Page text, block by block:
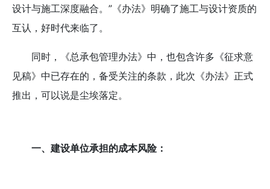
设计与施工深度融合。”《办法》明确了施工与设计资质的
互认，好时代来临了。
同时，《总承包管理办法》中，也包含许多《征求意
见稿》中已存在的，备受关注的条款，此次《办法》正式
推出，可以说是尘埃落定。
一、建设单位承担的成本风险：